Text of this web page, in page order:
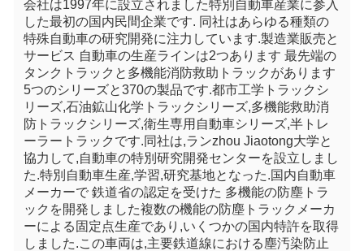
会社は1997年に設立されました特別自動車産業に参入
した最初の国内民間企業です. 同社はあらゆる種類の
特殊自動車の研究開発に注力しています.製造業販売と
サービス 自動車の生産ラインは2つあります 最先端の
タンクトラックと多機能消防救助トラックがあります
5つのシリーズと370の製品です.都市工学トラックシ
リーズ,石油鉱山化学トラックシリーズ,多機能救助消
防トラックシリーズ,衛生専用自動車シリーズ,半トレ
ーラートラックです.同社は,ランzhou Jiaotong大学と
協力して,自動車の特別研究開発センターを設立しまし
た.特別自動車生産,学習,研究基地となった.国内自動車
メーカーで 鉄道省の認定を受けた 多機能の防塵トラ
ックを開発しました複数の機能の防塵トラックメーカ
ーによる固定点生産であり,いくつかの国内特許を取得
しました.この車両は,主要鉄道線における塵汚染防止